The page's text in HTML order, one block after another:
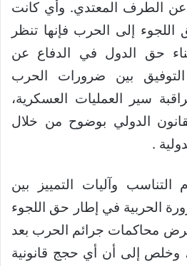
عن الطرف المعتدي. وأي كانت
اللجوء إلى الحرب فإنها تنظر
حق الدول في الدفاع عن
بين ضرورات الحرب
سير العمليات العسكرية،
الدولي بوضوح من خلال
.
وآليات التمييز بين
الحربية في إطار حق اللجوء
محاكمات جرائم الحرب بعد
وخلص إلى أن أي حجج قانونية